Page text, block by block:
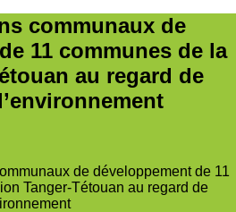
communaux de
11 communes de la
au regard de
de développement de 11
Tanger-Tétouan au regard de